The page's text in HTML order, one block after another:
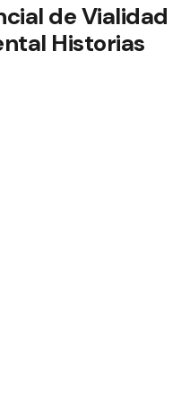
de Vialidad
Historias